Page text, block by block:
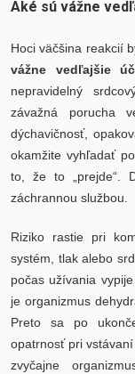
Aké sú vážne
Hoci väčšina reakcií
vážne vedľajšie
nepravidelný
závažná porucha
dýchavičnosť,
okamžite vyhľadať
to, že to „prejde“.
záchrannou službou.
Riziko rastie pri
systém, tlak alebo
počas užívania
je organizmus
Preto sa po
opatrnosť pri
zvyčajne